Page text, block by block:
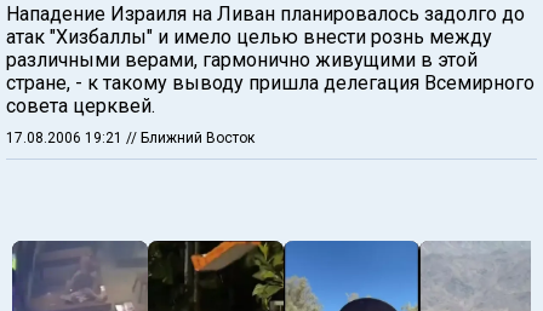
Нападение Израиля на Ливан планировалось задолго до
атак "Хизбаллы" и имело целью внести рознь между
различными верами, гармонично живущими в этой
стране, - к такому выводу пришла делегация Всемирного
совета церквей.
17.08.2006 19:21 // Ближний Восток